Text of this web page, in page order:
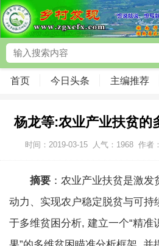
首页 今日头条 主编推荐
杨龙等:农业产业扶贫的
时间：2019-03-15 人气： 1968 作者
摘要 ：农业产业扶贫是激
动力、实现农户稳定脱贫与可持
于多维贫困分析, 建立一个“精准